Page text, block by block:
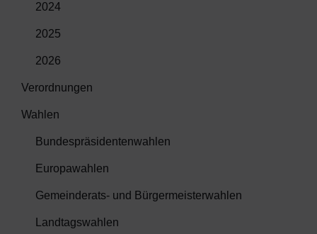
2024
2025
2026
Verordnungen
Wahlen
Bundespräsidentenwahlen
Europawahlen
Gemeinderats- und Bürgermeisterwahlen
Landtagswahlen